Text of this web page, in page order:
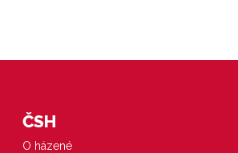
ČSH
O házené